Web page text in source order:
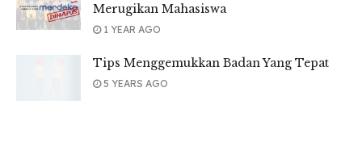
Merugikan Mahasiswa
1 YEAR AGO
Tips Menggemukkan Badan Yang Tepat
5 YEARS AGO